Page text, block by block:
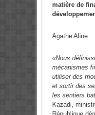
matière de
Agathe Aline
«Nous
mécanismes
utiliser des
et sortir des
les sentiers
Kazadi,